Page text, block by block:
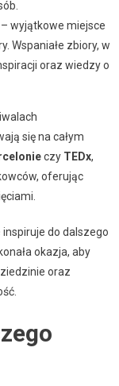
wyjątkowe miejsce
Wspaniałe zbiory, w
oraz wiedzy o
się na całym
czy TEDx,
oferując
do dalszego
okazja, aby
oraz